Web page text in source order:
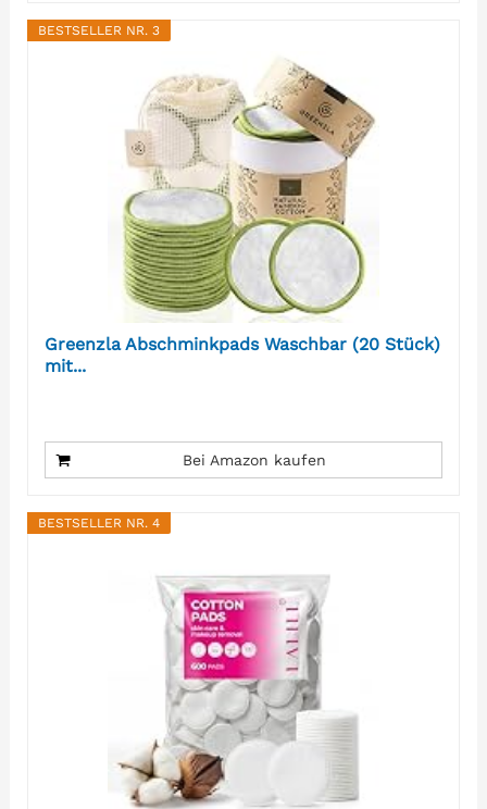
BESTSELLER NR. 3
Greenzla Abschminkpads Waschbar (20 Stück)
mit...
Bei Amazon kaufen
BESTSELLER NR. 4